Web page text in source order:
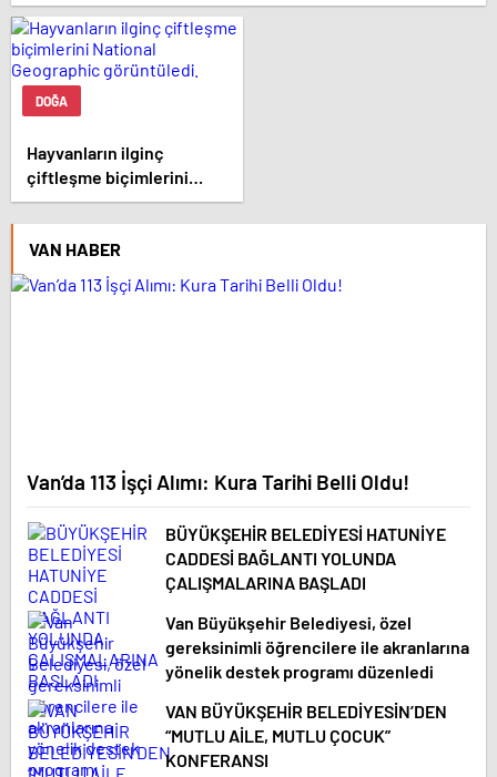
DOĞA
Hayvanların ilginç
çiftleşme biçimlerini
National Geographic
görüntüledi.
VAN HABER
Van’da 113 İşçi Alımı: Kura Tarihi Belli Oldu!
BÜYÜKŞEHİR BELEDİYESİ HATUNİYE
CADDESİ BAĞLANTI YOLUNDA
ÇALIŞMALARINA BAŞLADI
Van Büyükşehir Belediyesi, özel
gereksinimli öğrencilere ile akranlarına
yönelik destek programı düzenledi
VAN BÜYÜKŞEHİR BELEDİYESİN’DEN
“MUTLU AİLE, MUTLU ÇOCUK”
KONFERANSI